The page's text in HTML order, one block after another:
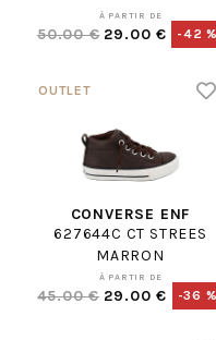
À PARTIR DE
50.00 € 29.00 € -42 %
CONVERSE ENF
627644C CT STREES
MARRON
À PARTIR DE
45.00 € 29.00 € -36 %